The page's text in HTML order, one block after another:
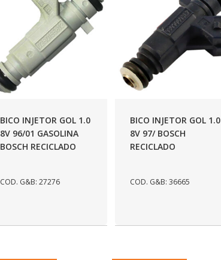
BICO INJETOR GOL 1.0
8V 96/01 GASOLINA
BOSCH RECICLADO
COD. G&B: 27276
BICO INJETOR GOL 1.0
8V 97/ BOSCH
RECICLADO
COD. G&B: 36665